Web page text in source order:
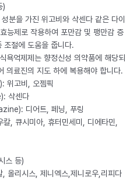
)
분을 가진 위고비와 삭센다 같은 다이
능제로 작용하여 포만감 및 팽만감 증
조절에 도움을 줍니다.
욕억제제는 향정신성 의약품에 해당되
의료진의 지도 하에 복용해야 합니다.
위고비, 오젬픽
삭센다
디어트, 페닝, 푸링
, 큐시미아, 휴터민세미, 디에타민,
스 등)
올리시스, 제니엑스,제니로우,리피다